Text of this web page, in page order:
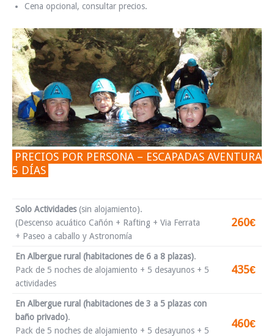
Cena opcional, consultar precios.
PRECIOS POR PERSONA – ESCAPADAS AVENTURA
5 DÍAS
Solo Actividades(sin alojamiento).
(Descenso acuático Cañón + Rafting + Via Ferrata
+ Paseo a caballo y Astronomía
260€
En Albergue rural (habitaciones de 6 a 8 plazas).
Pack de 5 noches de alojamiento + 5 desayunos + 5
actividades
435€
En Albergue rural (habitaciones de 3 a 5 plazas con
baño privado).
Pack de 5 noches de alojamiento + 5 desayunos + 5
460€